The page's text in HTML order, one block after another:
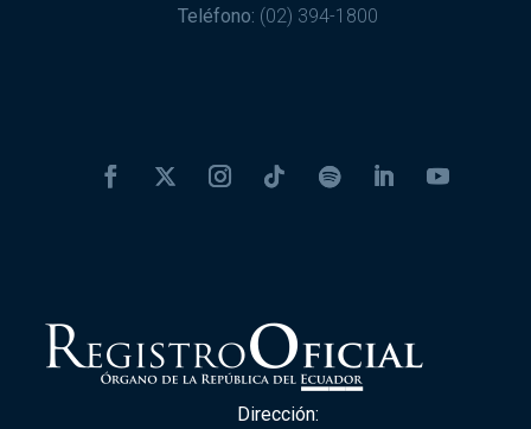
Teléfono: (02) 394-1800
Dirección: